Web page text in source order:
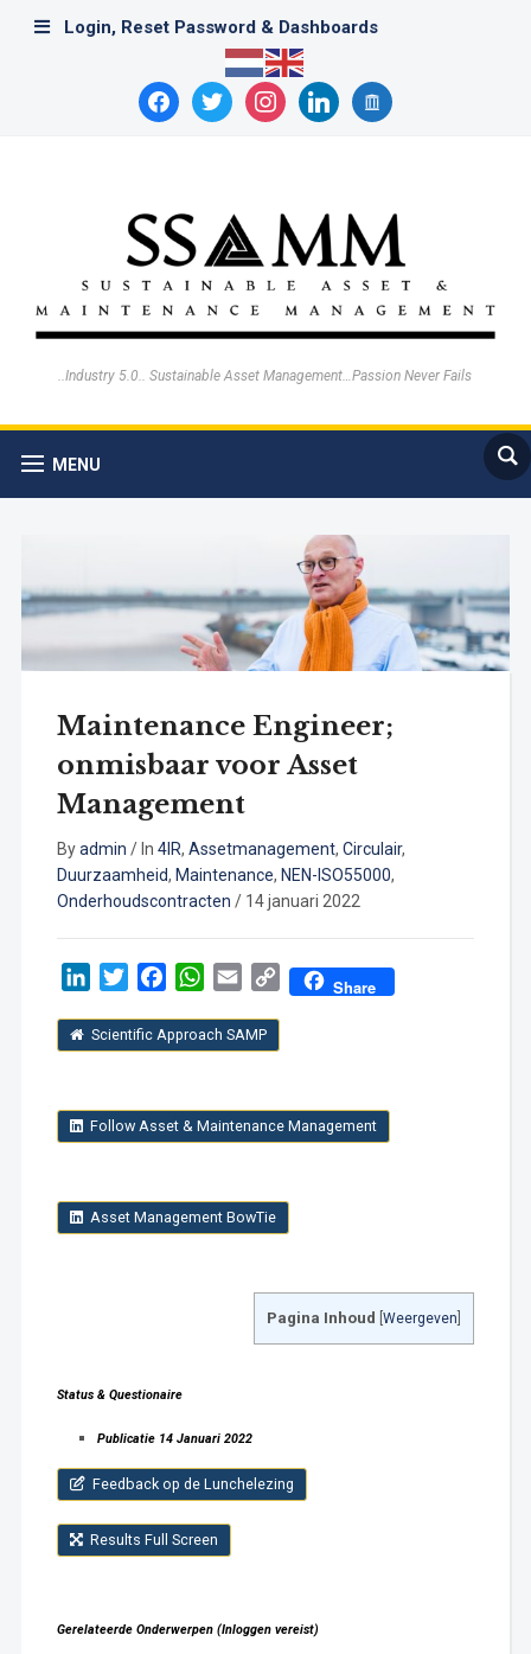
Login, Reset Password & Dashboards
facebooktwitter instagramlinkedinarchive
..Industry 5.0.. Sustainable Asset Management…Passion Never Fails
MENU
Maintenance Engineer;
onmisbaar voor Asset
Management
Byadmin / In 4IR, Assetmanagement, Circulair,
Duurzaamheid, Maintenance, NEN-ISO55000,
Onderhoudscontracten / 14 januari 2022
LinkedInTwitterFacebookWhatsApp
Email
Copy Share
Scientific Approach SAMP
Follow Asset & Maintenance Management
Asset Management BowTie
Pagina Inhoud [Weergeven
Status & Questionaire
Publicatie 14 Januari 2022
Feedback op de Lunchelezing
Results Full Screen
Gerelateerde Onderwerpen (Inloggen vereist)